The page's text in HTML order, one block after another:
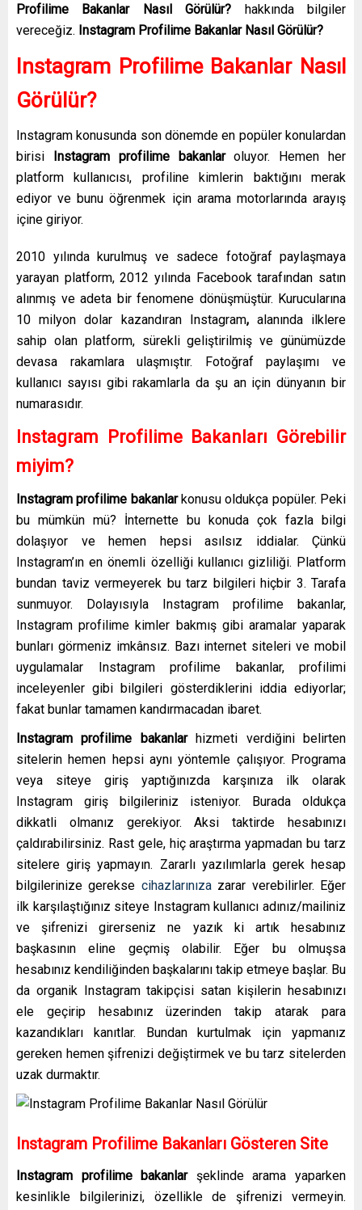
Profilime Bakanlar Nasıl Görülür? hakkında bilgiler
vereceğiz. Instagram Profilime Bakanlar Nasıl Görülür?
Instagram Profilime Bakanlar Nasıl
Görülür?
Instagram konusunda son dönemde en popüler konulardan
birisi Instagram profilime bakanlaroluyor. Hemen her
platform kullanıcısı, profiline kimlerin baktığını merak
ediyor ve bunu öğrenmek için arama motorlarında arayış
içine giriyor.
2010 yılında kurulmuş ve sadece fotoğraf paylaşmaya
yarayan platform, 2012 yılında Facebook tarafından satın
alınmış ve adeta bir fenomene dönüşmüştür. Kurucularına
10 milyon dolar kazandıran Instagram, alanında ilklere
sahip olan platform, sürekli geliştirilmiş ve günümüzde
devasa rakamlara ulaşmıştır. Fotoğraf paylaşımı ve
kullanıcı sayısı gibi rakamlarla da şu an için dünyanın bir
numarasıdır.
Instagram Profilime Bakanları Görebilir
miyim?
Instagram profilime bakanlarkonusu oldukça popüler. Peki
bu mümkün mü? İnternette bu konuda çok fazla bilgi
dolaşıyor ve hemen hepsi asılsız iddialar. Çünkü
Instagram’ın en önemli özelliği kullanıcı gizliliği. Platform
bundan taviz vermeyerek bu tarz bilgileri hiçbir 3. Tarafa
sunmuyor. Dolayısıyla Instagram profilime bakanlar,
Instagram profilime kimler bakmış gibi aramalar yaparak
bunları görmeniz imkânsız. Bazı internet siteleri ve mobil
uygulamalar Instagram profilime bakanlar, profilimi
inceleyenler gibi bilgileri gösterdiklerini iddia ediyorlar;
fakat bunlar tamamen kandırmacadan ibaret.
Instagram profilime bakanlarhizmeti verdiğini belirten
sitelerin hemen hepsi aynı yöntemle çalışıyor. Programa
veya siteye giriş yaptığınızda karşınıza ilk olarak
Instagram giriş bilgileriniz isteniyor. Burada oldukça
dikkatli olmanız gerekiyor. Aksi taktirde hesabınızı
çaldırabilirsiniz. Rast gele, hiç araştırma yapmadan bu tarz
sitelere giriş yapmayın. Zararlı yazılımlarla gerek hesap
bilgilerinize gerekse cihazlarınızazarar verebilirler. Eğer
ilk karşılaştığınız siteye Instagram kullanıcı adınız/mailiniz
ve şifrenizi girerseniz ne yazık ki artık hesabınız
başkasının eline geçmiş olabilir. Eğer bu olmuşsa
hesabınız kendiliğinden başkalarını takip etmeye başlar. Bu
da organik Instagram takipçisi satan kişilerin hesabınızı
ele geçirip hesabınız üzerinden takip atarak para
kazandıkları kanıtlar. Bundan kurtulmak için yapmanız
gereken hemen şifrenizi değiştirmek ve bu tarz sitelerden
uzak durmaktır.
Instagram Profilime Bakanları Gösteren Site
Instagram profilime bakanlar şeklinde arama yaparken
kesinlikle bilgilerinizi, özellikle de şifrenizi vermeyin.